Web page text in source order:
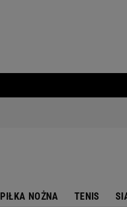
PIŁKA NOŻNA TENIS